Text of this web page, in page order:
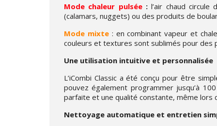
Mode chaleur pulsée:l’air chaud circule
(calamars, nuggets) ou des produits de
Mode mixte: en combinant vapeur et
couleurs et textures sont sublimés pour des
Une utilisation intuitive et personnalisée
L’iCombi Classic a été conçu pour être
pouvez également programmer jusqu’à
parfaite et une qualité constante, même lors
Nettoyage automatique et entretien